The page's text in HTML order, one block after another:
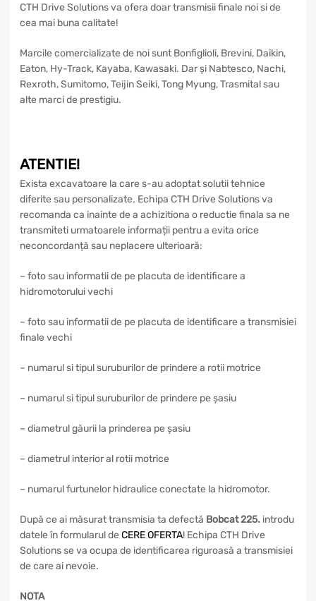
CTH Drive Solutions va ofera doar transmisii finale noi si de
cea mai buna calitate!
Marcile comercializate de noi sunt Bonfiglioli, Brevini, Daikin,
Eaton, Hy-Track, Kayaba, Kawasaki. Dar și Nabtesco, Nachi,
Rexroth, Sumitomo, Teijin Seiki, Tong Myung, Trasmital sau
alte marci de prestigiu.
ATENTIE!
Exista excavatoare la care s-au adoptat solutii tehnice
diferite sau personalizate. Echipa CTH Drive Solutions va
recomanda ca inainte de a achizitiona o reductie finala sa ne
transmiteti urmatoarele informații pentru a evita orice
neconcordanță sau neplacere ulterioară:
– foto sau informatii de pe placuta de identificare a
hidromotorului vechi
– foto sau informatii de pe placuta de identificare a transmisiei
finale vechi
– numarul si tipul suruburilor de prindere a rotii motrice
– numarul si tipul suruburilor de prindere pe șasiu
– diametrul găurii la prinderea pe șasiu
– diametrul interior al rotii motrice
– numarul furtunelor hidraulice conectate la hidromotor.
După ce ai măsurat transmisia ta defectă Bobcat 225. introdu
datele în formularul de CERE OFERTA! Echipa CTH Drive
Solutions se va ocupa de identificarea riguroasă a transmisiei
de care ai nevoie.
NOTA